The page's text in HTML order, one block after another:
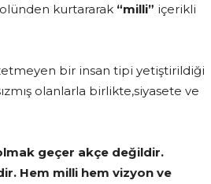
kurtararak “milli” içerikli
bir insan tipi yetiştirildiği
olanlarla birlikte,siyasete ve
geçer akçe değildir.
Hem milli hem vizyon ve